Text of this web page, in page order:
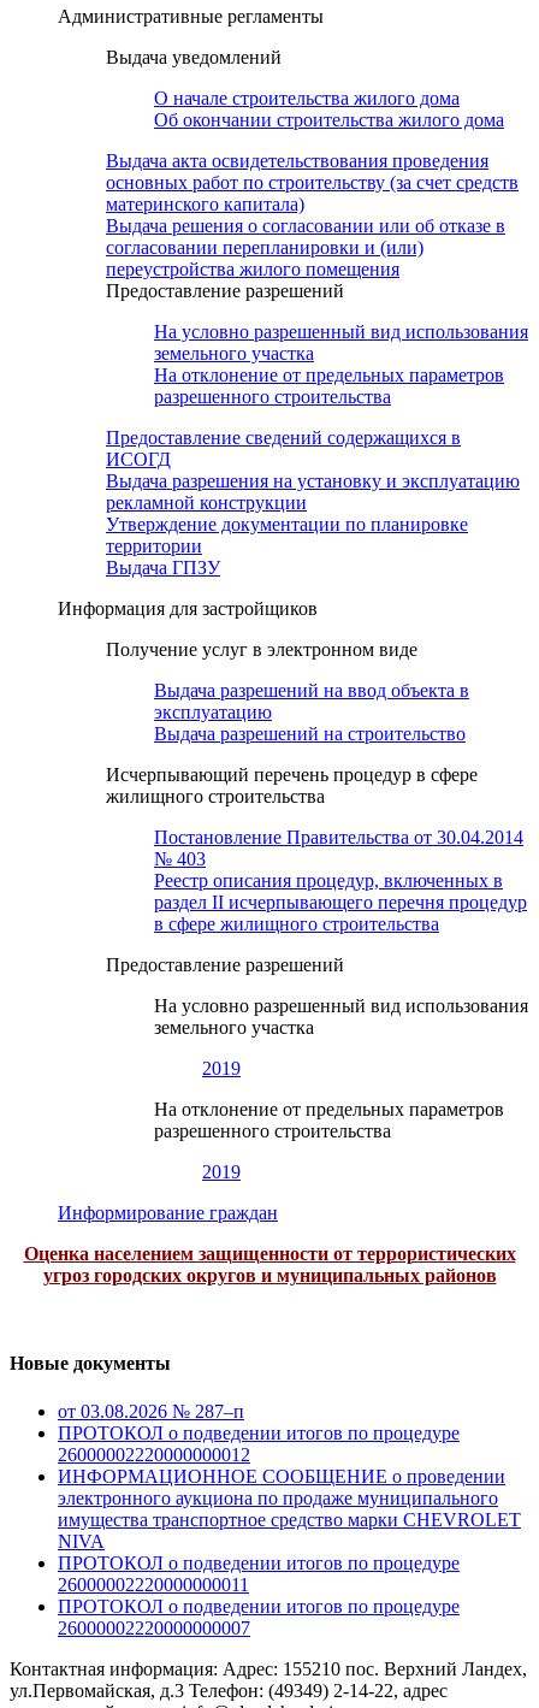
Административные регламенты
Выдача уведомлений
О начале строительства жилого дома
Об окончании строительства жилого дома
Выдача акта освидетельствования проведения
основных работ по строительству (за счет средств
материнского капитала)
Выдача решения о согласовании или об отказе в
согласовании перепланировки и (или)
переустройства жилого помещения
Предоставление разрешений
На условно разрешенный вид использования
земельного участка
На отклонение от предельных параметров
разрешенного строительства
Предоставление сведений содержащихся в
ИСОГД
Выдача разрешения на установку и эксплуатацию
рекламной конструкции
Утверждение документации по планировке
территории
Выдача ГПЗУ
Информация для застройщиков
Получение услуг в электронном виде
Выдача разрешений на ввод объекта в
эксплуатацию
Выдача разрешений на строительство
Исчерпывающий перечень процедур в сфере
жилищного строительства
Постановление Правительства от 30.04.2014
№ 403
Реестр описания процедур, включенных в
раздел II исчерпывающего перечня процедур
в сфере жилищного строительства
Предоставление разрешений
На условно разрешенный вид использования
земельного участка
2019
На отклонение от предельных параметров
разрешенного строительства
2019
Информирование граждан
Оценка населением защищенности от террористических
угроз городских округов и муниципальных районов
Новые документы
от 03.08.2026 № 287–п
ПРОТОКОЛ о подведении итогов по процедуре
26000002220000000012
ИНФОРМАЦИОННОЕ СООБЩЕНИЕ о проведении
электронного аукциона по продаже муниципального
имущества транспортное средство марки CHEVROLET
NIVA
ПРОТОКОЛ о подведении итогов по процедуре
26000002220000000011
ПРОТОКОЛ о подведении итогов по процедуре
26000002220000000007
Контактная информация: Адрес: 155210 пос. Верхний Ландех,
ул.Первомайская, д.3 Телефон: (49349) 2-14-22, адрес